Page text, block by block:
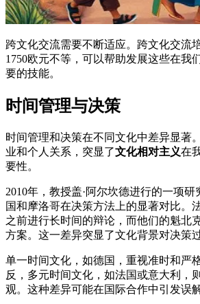
跨文化交流需要不断适应。跨文化交流
1750欧元不等，可以帮助发展这些在我
要的技能。
时间管理与决策
时间管理和决策在不同文化中差异显著
业和个人关系，突显了文化相对主义在
要性。
2010年，教授盖·阿尔坎德进行的一项
国和摩洛哥在决策方法上的显著对比。
之前进行长时间的辩论，而他们的魁北
方案。这一差异突显了文化背景对决策
单一时间文化，如德国，重视准时和严
反，多元时间文化，如法国或意大利，
观。这种差异可能在国际合作中引发误解